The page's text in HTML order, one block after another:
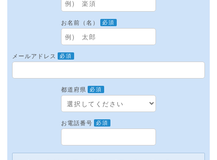
お名前（名） 必須
メールアドレス 必須
都道府県 必須
お電話番号 必須